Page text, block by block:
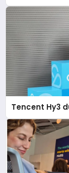
Tencent Hy3